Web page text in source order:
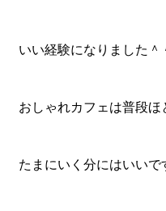
いい経験になりました＾
おしゃれカフェは普段ほ
たまにいく分にはいいで